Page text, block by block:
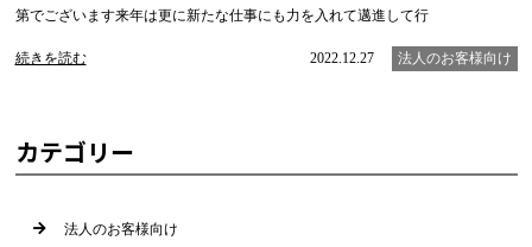
第でございます来年は更に新たな仕事にも力を入れて邁進して行
続きを読む 2022.12.27 法人のお客様向け
カテゴリー
法人のお客様向け